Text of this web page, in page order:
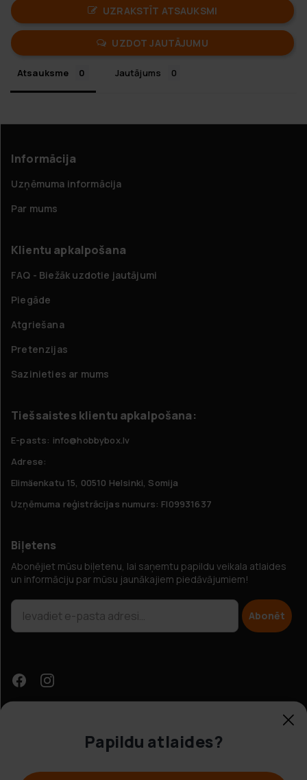
UZRAKSTĪT ATSAUKSMI
UZDOT JAUTĀJUMU
Atsauksme Jautājums
Informācija
Uzņēmuma informācija
Par mums
Klientu apkalpošana
FAQ - Biežāk uzdotie jautājumi
Piegāde
Atgriešana
Pretenzijas
Sazinieties ar mums
Tiešsaistes klientu apkalpošana:
E-pasts: info@hobbybox.lv
Adrese:
Elimäenkatu 15, 00510 Helsinki, Somija
Uzņēmuma reģistrācijas numurs: FI09931637
Biļetens
Abonējiet mūsu biļetenu, lai saņemtu papildu veikala atlaides
un informāciju par mūsu jaunākajiem piedāvājumiem!
Abonēt
Papildu atlaides?